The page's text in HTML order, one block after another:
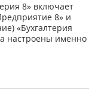
8» включает
8» и
«Бухгалтерия
настроены именно